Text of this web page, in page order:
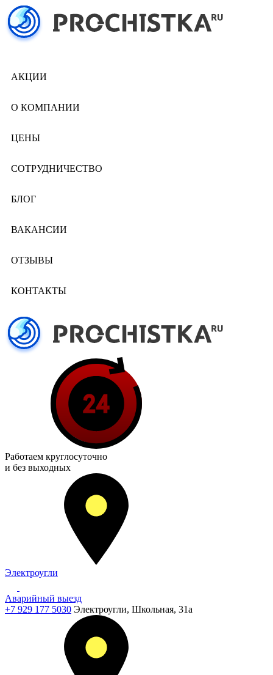
АКЦИИ
О КОМПАНИИ
ЦЕНЫ
СОТРУДНИЧЕСТВО
БЛОГ
ВАКАНСИИ
ОТЗЫВЫ
КОНТАКТЫ
Работаем круглосуточно
и без выходных
Электроугли
Аварийный выезд
+7 929 177 5030 Электроугли, Школьная, 31а